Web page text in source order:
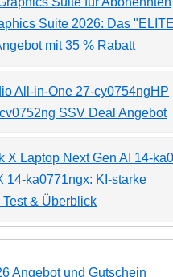
Suite 2026: Das "ELITE
mit 35 % Rabatt
HP
SSV Deal Angebot
14-ka0771ngx: KI-starke
& Überblick